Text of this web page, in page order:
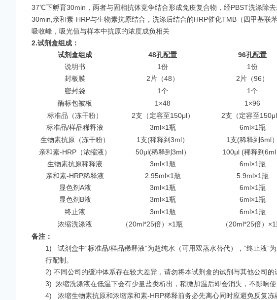
37℃下孵育30min，两者与固相抗体竞争结合形成免疫复合物，经PBST洗涤除
30min,亲和素-HRP与生物素抗原结合，洗涤后结合的HRP催化TMB（四甲基
吸收峰，吸光值与样本中抗原的浓度成负相关
2.试剂盒组成：
试剂盒组成
48孔配置 96孔配置
说明书
1份
1份
封板膜
2片（48）
2片（96）
密封袋
1个
1个
酶标包被板
1×48 1×96
标准品（冻干粉）
2支（定容至150μl） 2支（定容至150μl
标准品/样品稀释液
3ml×1瓶 6ml×1瓶
生物素抗原（冻干粉）
1支(稀释到3ml） 1支(稀释到6ml）
亲和素-HRP（浓缩液）
50μl(稀释到3ml） 100μl (稀释到6ml
生物素抗原稀释液
3ml×1瓶 6ml×1瓶
亲和素-HRP稀释液
2.95ml×1瓶 5.9ml×1瓶
显色剂A液
3ml×1瓶 6ml×1瓶
显色剂B液
3ml×1瓶 6ml×1瓶
终止液
3ml×1瓶 6ml×1瓶
浓缩洗涤液
（20ml*25倍）×1瓶 （20ml*25倍）
备注：
1)
试剂盒中“标准品/样品稀释液”为超纯水（可用双蒸水替代），“终止液
行配制。
2) 不同公司的缓冲体系存在较大差异，请勿将本试剂盒的试剂与其他公司的
3) 浓缩洗涤液在低温下会有少量盐类析出，稍微加温后即会消失，不影响使
4)
浓缩生物素抗原和浓缩亲和素-HRP稀释前务必先离心同时应避免反复冻